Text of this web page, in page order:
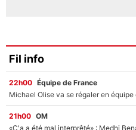
Fil info
22h00 Équipe de France
21h00 OM